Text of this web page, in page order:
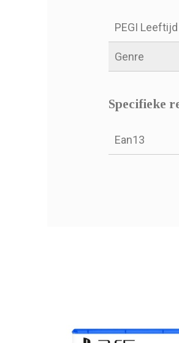
PEGI Leeftijd
Genre
Specifieke
Ean13